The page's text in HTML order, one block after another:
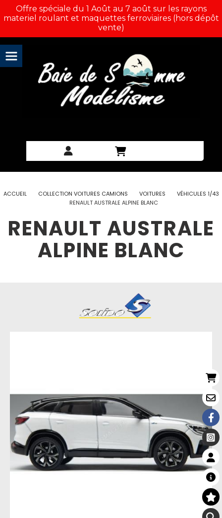
Offre spéciale du 1 Août au 7 août sur les rayons
materiel roulant et maquettes ferroviaires (hors dépôt
vente)
ACCUEIL COLLECTION VOITURES CAMIONS VOITURES
VÉHICULES 1/43
RENAULT AUSTRALE ALPINE BLANC
RENAULT AUSTRALE
ALPINE BLANC
Panneau de gestion des cookies